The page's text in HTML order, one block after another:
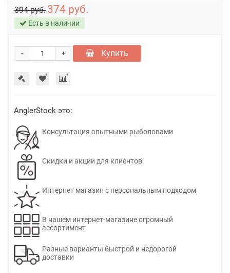
394 руб. 374 руб.
Есть в наличии
+
- Купить
AnglerStock это:
Консультация опытными рыболовами
Скидки и акции для клиентов
Интернет магазин с персональным подходом
В нашем интернет-магазине огромный
ассортимент
Разные варианты быстрой и недорогой
доставки